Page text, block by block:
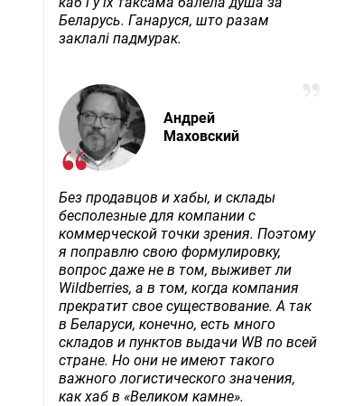
Беларусь. Ганаруся, што разам
заклалі падмурак.
Андрей
Маховский
Без продавцов и хабы, и склады
бесполезные для компании с
коммерческой точки зрения. Поэтому
я поправлю свою формулировку,
вопрос даже не в том, выживет ли
Wildberries, а в том, когда компания
прекратит свое существование. А так
в Беларуси, конечно, есть много
складов и пунктов выдачи WB по всей
стране. Но они не имеют такого
важного логистического значения,
как хаб в «Великом камне».